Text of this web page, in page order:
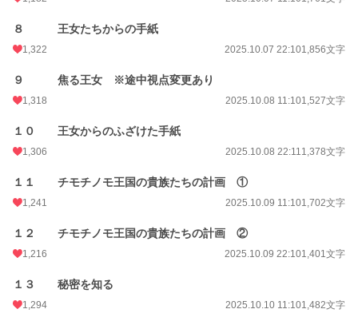
８ 王女たちからの手紙
1,322 2025.10.07 22:101,856文字
９ 焦る王女 ※途中視点変更あり
1,318 2025.10.08 11:101,527文字
１０ 王女からのふざけた手紙
1,306 2025.10.08 22:111,378文字
１１ チモチノモ王国の貴族たちの計画 ①
1,241 2025.10.09 11:101,702文字
１２ チモチノモ王国の貴族たちの計画 ②
1,216 2025.10.09 22:101,401文字
１３ 秘密を知る
1,294 2025.10.10 11:101,482文字